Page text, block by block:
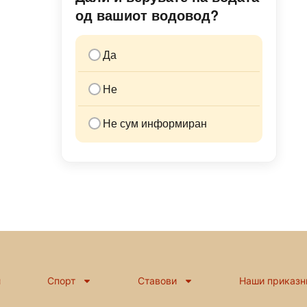
од вашиот водовод?
Да
Не
Не сум информиран
Спорт Ставови Наши